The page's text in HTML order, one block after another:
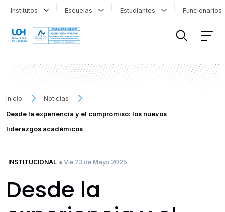
Institutos Escuelas Estudiantes
Inicio
Noticias
Desde la experiencia y el compromiso: los nuevos
liderazgos académicos
INSTITUCIONAL ● Vie 23 de Mayo 2025
Desde la